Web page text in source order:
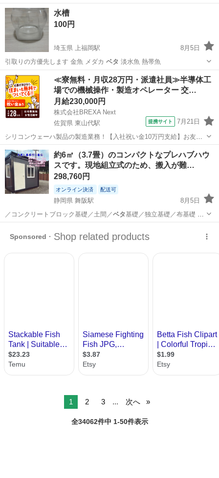
し、ドライブを快適に…
愛知 安城市 宇頭駅
水槽
100円
埼玉県 上福岡駅
8月5日
引取りの方優先します 金魚 メダカ ベタ 淡水魚 熱帯魚
埼玉 ふじみ野市 上福岡駅 その他 水槽
≪寮無料・月収28万円・派遣社員≫半導体工
場での機械操作・製造オペレーター 交…
月給230,000円
株式会社BREXA Next
佐賀県 東山代駅
提携サイト 7月21日
シリコンウェーハ製品の製造業務！【入社祝い金10万円支給】お友達
やカップルとの応募OK◎年間休日129日＆休出なしでプライベート充
実♪業務はクリーンルームで快適作業◎自社正社員登用制度あり★1食
300円～の格安食堂あり！《佐...
佐賀 伊万里市 東山代駅
約6㎡（3.7畳）のコンパクトなプレハブハウ
スです。現地組立式のため、搬入が難…
298,760円
オンライン決済 配送可
静岡県 舞阪駅
8月5日
／コンクリートブロック基礎／土間／ベタ基礎／独立基礎／布基礎 等
対応可 …
1 2 3 ... 次へ
全34062件中 1-50件表示